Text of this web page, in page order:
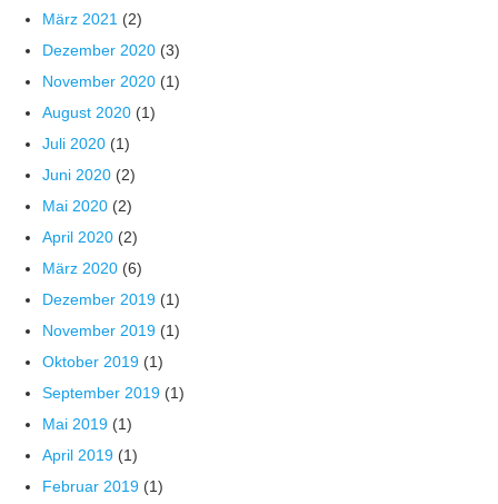
März 2021 (2)
Dezember 2020 (3)
November 2020 (1)
August 2020 (1)
Juli 2020 (1)
Juni 2020 (2)
Mai 2020 (2)
April 2020 (2)
März 2020 (6)
Dezember 2019 (1)
November 2019 (1)
Oktober 2019 (1)
September 2019 (1)
Mai 2019 (1)
April 2019 (1)
Februar 2019 (1)